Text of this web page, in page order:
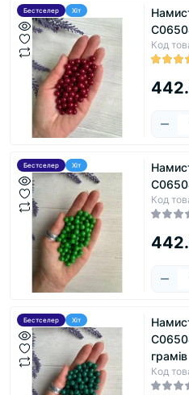
Бестселер Хіт
Код
Бестселер Хіт
Код
Бестселер Хіт
грамів
Код